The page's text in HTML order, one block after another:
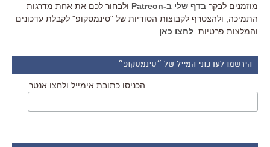
מוזמנים לבקר בדף שלי ב-Patreon
ולבחור לכם את אחת מדרגות
התמיכה, ולהצטרף לקבוצות הסודיות של "סינמסקופ" לקבלת עדכונים
והמלצות פרטיות. לחצו כאן
הירשמו לעדכוני המייל של ״סינמסקופ״
הכניסו כתובת אימייל ולחצו אנטר